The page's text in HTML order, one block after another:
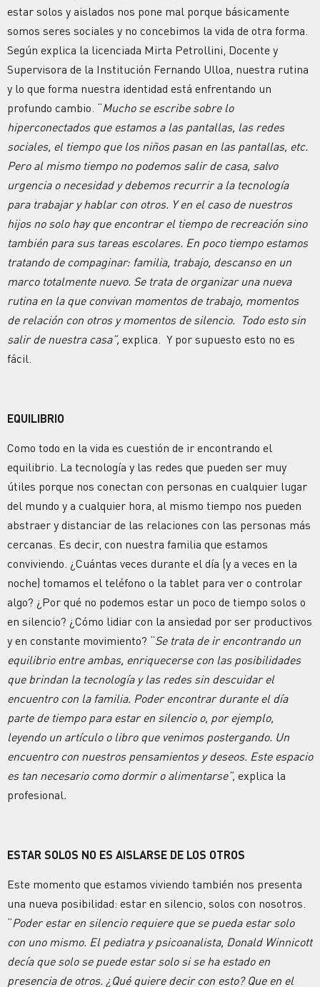
estar solos y aislados nos pone mal porque básicamente
somos seres sociales y no concebimos la vida de otra forma.
Según explica la licenciada Mirta Petrollini, Docente y
Supervisora de la Institución Fernando Ulloa, nuestra rutina
y lo que forma nuestra identidad está enfrentando un
profundo cambio. “Mucho se escribe sobre lo
hiperconectados que estamos a las pantallas, las redes
sociales, el tiempo que los niños pasan en las pantallas, etc.
Pero al mismo tiempo no podemos salir de casa, salvo
urgencia o necesidad y debemos recurrir a la tecnología
para trabajar y hablar con otros. Y en el caso de nuestros
hijos no solo hay que encontrar el tiempo de recreación sino
también para sus tareas escolares. En poco tiempo estamos
tratando de compaginar: familia, trabajo, descanso en un
marco totalmente nuevo. Se trata de organizar una nueva
rutina en la que convivan momentos de trabajo, momentos
de relación con otros y momentos de silencio. Todo esto sin
salir de nuestra casa”, explica. Y por supuesto esto no es
fácil.
EQUILIBRIO
Como todo en la vida es cuestión de ir encontrando el
equilibrio. La tecnología y las redes que pueden ser muy
útiles porque nos conectan con personas en cualquier lugar
del mundo y a cualquier hora, al mismo tiempo nos pueden
abstraer y distanciar de las relaciones con las personas más
cercanas. Es decir, con nuestra familia que estamos
conviviendo. ¿Cuántas veces durante el día (y a veces en la
noche) tomamos el teléfono o la tablet para ver o controlar
algo? ¿Por qué no podemos estar un poco de tiempo solos o
en silencio? ¿Cómo lidiar con la ansiedad por ser productivos
y en constante movimiento? “Se trata de ir encontrando un
equilibrio entre ambas, enriquecerse con las posibilidades
que brindan la tecnología y las redes sin descuidar el
encuentro con la familia. Poder encontrar durante el día
parte de tiempo para estar en silencio o, por ejemplo,
leyendo un artículo o libro que venimos postergando. Un
encuentro con nuestros pensamientos y deseos. Este espacio
es tan necesario como dormir o alimentarse”, explica la
profesional.
ESTAR SOLOS NO ES AISLARSE DE LOS OTROS
Este momento que estamos viviendo también nos presenta
una nueva posibilidad: estar en silencio, solos con nosotros.
“Poder estar en silencio requiere que se pueda estar solo
con uno mismo. El pediatra y psicoanalista, Donald Winnicott
decía que solo se puede estar solo si se ha estado en
presencia de otros. ¿Qué quiere decir con esto? Que en el